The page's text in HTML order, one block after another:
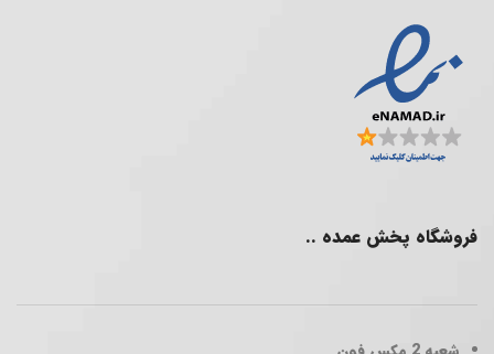
فروشگاه پخش عمده ..